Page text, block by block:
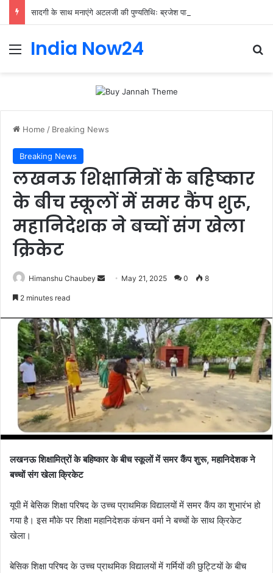
सादगी के साथ मनाएंगे अटलजी की पुण्यतिथिः ब्रजेश पाठक
India Now24
Home / Breaking News
Breaking News
लखनऊ शिक्षामित्रों के बहिष्कार
के बीच स्कूलों में समर कैंप शुरू,
महानिदेशक ने बच्चों संग खेला
क्रिकेट
Himanshu Chaubey May 21, 2025 0 8
2 minutes read
लखनऊ शिक्षामित्रों के बहिष्कार के बीच स्कूलों में समर कैंप शुरू, महानिदेशक ने
बच्चों संग खेला क्रिकेट
यूपी में बेसिक शिक्षा परिषद के उच्च प्राथमिक विद्यालयों में समर कैंप का शुभारंभ हो
गया है। इस मौके पर शिक्षा महानिदेशक कंचन वर्मा ने बच्चों के साथ क्रिकेट
खेला।
बेसिक शिक्षा परिषद के उच्च प्राथमिक विद्यालयों में गर्मियों की छुट्टियों के बीच